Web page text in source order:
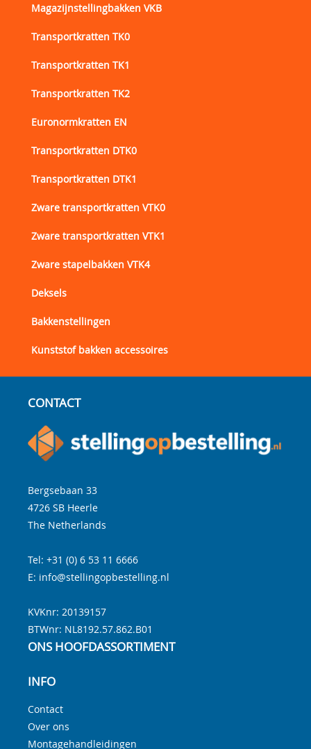
Magazijnstellingbakken VKB
Transportkratten TK0
Transportkratten TK1
Transportkratten TK2
Euronormkratten EN
Transportkratten DTK0
Transportkratten DTK1
Zware transportkratten VTK0
Zware transportkratten VTK1
Zware stapelbakken VTK4
Deksels
Bakkenstellingen
Kunststof bakken accessoires
CONTACT
Bergsebaan 33
4726 SB Heerle
The Netherlands
Tel: +31 (0) 6 53 11 6666
E: info@stellingopbestelling.nl
KVKnr: 20139157
BTWnr: NL8192.57.862.B01
ONS HOOFDASSORTIMENT
INFO
Contact
Over ons
Montagehandleidingen